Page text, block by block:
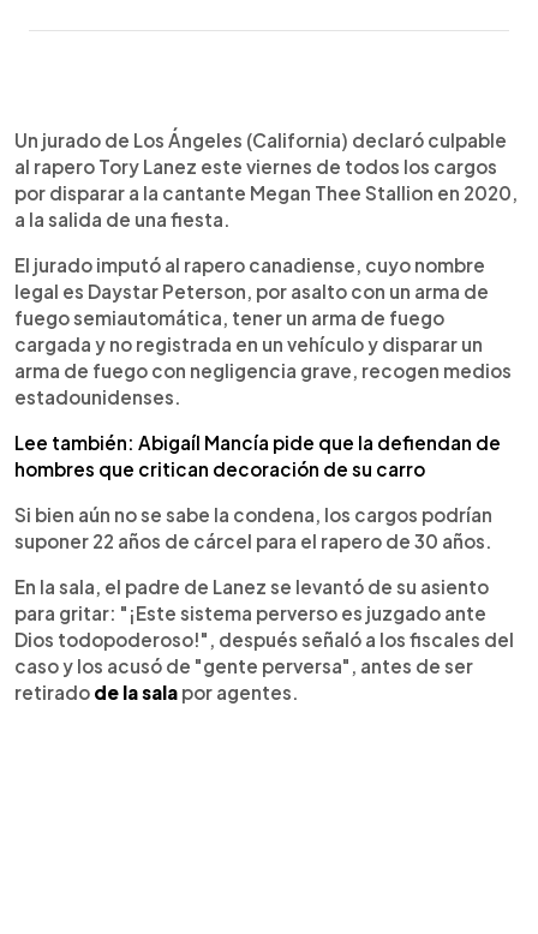
► Escuchar artículo
Un jurado de Los Ángeles (California) declaró culpable
al rapero Tory Lanez este viernes de todos los cargos
por disparar a la cantante Megan Thee Stallion en 2020,
a la salida de una fiesta.
El jurado imputó al rapero canadiense, cuyo nombre
legal es Daystar Peterson, por asalto con un arma de
fuego semiautomática, tener un arma de fuego
cargada y no registrada en un vehículo y disparar un
arma de fuego con negligencia grave, recogen medios
estadounidenses.
Lee también: Abigaíl Mancía pide que la defiendan de
hombres que critican decoración de su carro
Si bien aún no se sabe la condena, los cargos podrían
suponer 22 años de cárcel para el rapero de 30 años.
En la sala, el padre de Lanez se levantó de su asiento
para gritar: "¡Este sistema perverso es juzgado ante
Dios todopoderoso!", después señaló a los fiscales del
caso y los acusó de "gente perversa", antes de ser
retirado de la sala por agentes.